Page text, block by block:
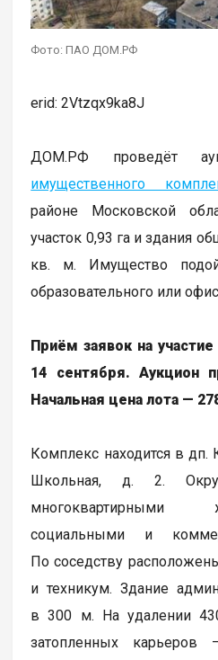
Фото: ПАО ДОМ.РФ
erid: 2Vtzqx9ka8J
ДОМ.РФ проведёт
имущественного
районе Московской
участок 0,93 га и здания
кв. м. Имущество
образовательного или
Приём заявок на
14 сентября. Аукцион
Начальная цена лота —
Комплекс находится в дп.
Школьная, д. 2.
социальными и
По соседству
и техникум. Здание
в 300 м. На удалении
затопленных